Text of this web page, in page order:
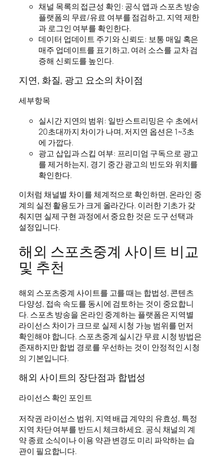
채널 목록의 접근성 확인: 공식 앱과 스포츠 방송
플랫폼의 무료/유료 여부를 점검하고, 지역 제한
과 로그인 여부를 확인한다.
데이터 업데이트 주기와 신뢰도: 보통 매일 혹은
매주 업데이트를 표기하고, 여러 소스를 교차 검
증해 신뢰도를 높인다.
지연, 화질, 광고 요소의 차이점
세부항목
실시간 지연의 범위: 일반 스트리밍은 수 초에서
20초대까지 차이가 나며, 저지연 옵션은 1~3초
에 가깝다.
광고 삽입과 스킵 여부: 프리미엄 구독으로 광고
를 제거하는지, 경기 중간 광고의 빈도와 위치를
확인한다.
이처럼 채널별 차이를 체계적으로 확인하면, 온라인 중
계의 실전 활용도가 크게 올라간다. 이러한 기초가 갖
춰지면 실제 구현 과정에서 중요한 것은 도구 선택과
설정입니다.
해외 스포츠중계 사이트 비교
및 추천
해외 스포츠중계 사이트를 고를 때는 합법성, 콘텐츠
다양성, 접속 속도를 동시에 검토하는 것이 중요합니
다. 스포츠 방송을 온라인 중계하는 플랫폼은 지역별
라이선스 차이가 크므로 실제 시청 가능 범위를 먼저
확인해야 합니다. 스포츠중계 실시간 무료 시청 방법은
존재하지만 합법 경로를 우선하는 것이 안정적인 시청
의 기본입니다.
해외 사이트의 장단점과 합법성
라이선스 확인 포인트
저작권 라이선스 범위, 지역 배급 계약의 유효성, 특정
지역 차단 여부를 반드시 체크하세요. 공식 채널의 계
약 종료 소식이나 이용 약관 변경도 미리 파악하는 습
관이 필요합니다.